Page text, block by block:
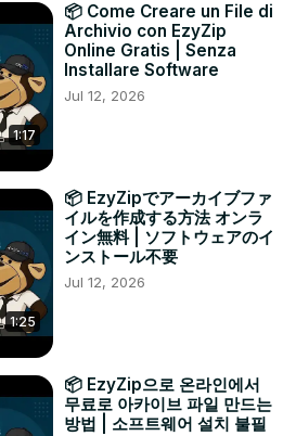
1:17
📦 Come Creare un File di
Archivio con EzyZip
Online Gratis | Senza
Installare Software
Jul 12, 2026
1:25
📦 EzyZipでアーカイブファ
イルを作成する方法 オンラ
イン無料 | ソフトウェアのイ
ンストール不要
Jul 12, 2026
📦 EzyZip으로 온라인에서
무료로 아카이브 파일 만드는
방법 | 소프트웨어 설치 불필